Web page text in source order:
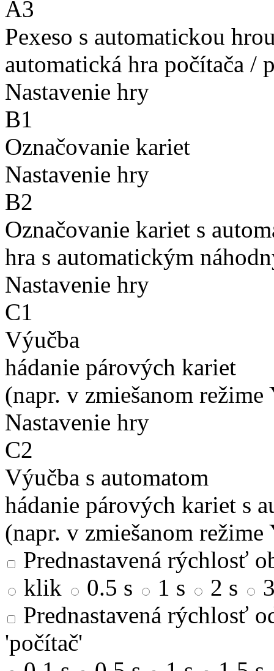
A3
Pexeso s automatickou
automatická hra počítača /
Nastavenie hry
B1
Označovanie kariet
Nastavenie hry
B2
Označovanie kariet s
hra s automatickým
Nastavenie hry
C1
Výučba
hádanie párových kariet
(napr. v zmiešanom režime
Nastavenie hry
C2
Výučba s automatom
hádanie párových kariet s
(napr. v zmiešanom režime
Prednastavená rýchlosť
klik
0.5 s 1 s 2 s
Prednastavená rýchlosť
'počítač'